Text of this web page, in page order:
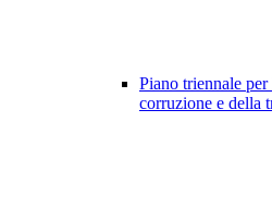
Piano triennale
corruzione e della